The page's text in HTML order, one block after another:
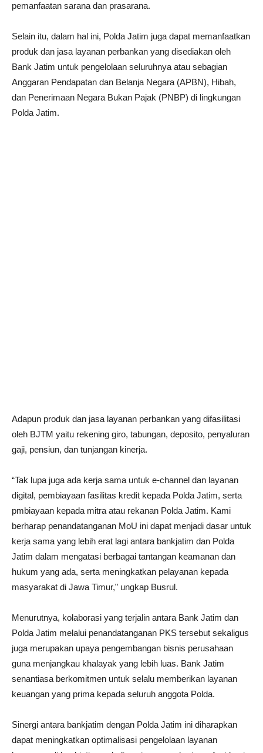
pemanfaatan sarana dan prasarana.
Selain itu, dalam hal ini, Polda Jatim juga dapat memanfaatkan
produk dan jasa layanan perbankan yang disediakan oleh
Bank Jatim untuk pengelolaan seluruhnya atau sebagian
Anggaran Pendapatan dan Belanja Negara (APBN), Hibah,
dan Penerimaan Negara Bukan Pajak (PNBP) di lingkungan
Polda Jatim.
Adapun produk dan jasa layanan perbankan yang difasilitasi
oleh BJTM yaitu rekening giro, tabungan, deposito, penyaluran
gaji, pensiun, dan tunjangan kinerja.
“Tak lupa juga ada kerja sama untuk e-channel dan layanan
digital, pembiayaan fasilitas kredit kepada Polda Jatim, serta
pmbiayaan kepada mitra atau rekanan Polda Jatim. Kami
berharap penandatanganan MoU ini dapat menjadi dasar untuk
kerja sama yang lebih erat lagi antara bankjatim dan Polda
Jatim dalam mengatasi berbagai tantangan keamanan dan
hukum yang ada, serta meningkatkan pelayanan kepada
masyarakat di Jawa Timur,” ungkap Busrul.
Menurutnya, kolaborasi yang terjalin antara Bank Jatim dan
Polda Jatim melalui penandatanganan PKS tersebut sekaligus
juga merupakan upaya pengembangan bisnis perusahaan
guna menjangkau khalayak yang lebih luas. Bank Jatim
senantiasa berkomitmen untuk selalu memberikan layanan
keuangan yang prima kepada seluruh anggota Polda.
Sinergi antara bankjatim dengan Polda Jatim ini diharapkan
dapat meningkatkan optimalisasi pengelolaan layanan